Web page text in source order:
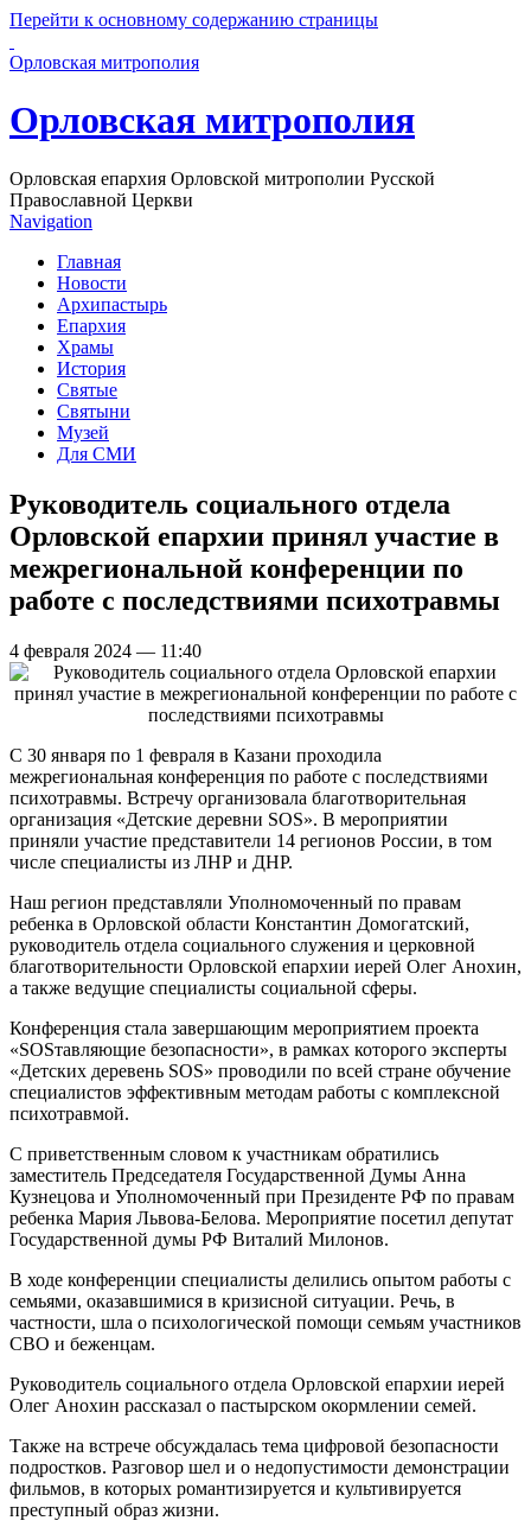
Перейти к основному содержанию страницы
Орловская митрополия
Орловская митрополия
Орловская епархия Орловской митрополии Русской
Православной Церкви
Navigation
Главная
Новости
Архипастырь
Епархия
Храмы
История
Святые
Святыни
Музей
Для СМИ
Руководитель социального отдела
Орловской епархии принял участие в
межрегиональной конференции по
работе с последствиями психотравмы
4 февраля 2024 — 11:40
С 30 января по 1 февраля в Казани проходила
межрегиональная конференция по работе с последствиями
психотравмы. Встречу организовала благотворительная
организация «Детские деревни SOS». В мероприятии
приняли участие представители 14 регионов России, в том
числе специалисты из ЛНР и ДНР.
Наш регион представляли Уполномоченный по правам
ребенка в Орловской области Константин Домогатский,
руководитель отдела социального служения и церковной
благотворительности Орловской епархии иерей Олег Анохин,
а также ведущие специалисты социальной сферы.
Конференция стала завершающим мероприятием проекта
«SOSтавляющие безопасности», в рамках которого эксперты
«Детских деревень SOS» проводили по всей стране обучение
специалистов эффективным методам работы с комплексной
психотравмой.
С приветственным словом к участникам обратились
заместитель Председателя Государственной Думы Анна
Кузнецова и Уполномоченный при Президенте РФ по правам
ребенка Мария Львова-Белова. Мероприятие посетил депутат
Государственной думы РФ Виталий Милонов.
В ходе конференции специалисты делились опытом работы с
семьями, оказавшимися в кризисной ситуации. Речь, в
частности, шла о психологической помощи семьям участников
СВО и беженцам.
Руководитель социального отдела Орловской епархии иерей
Олег Анохин рассказал о пастырском окормлении семей.
Также на встрече обсуждалась тема цифровой безопасности
подростков. Разговор шел и о недопустимости демонстрации
фильмов, в которых романтизируется и культивируется
преступный образ жизни.